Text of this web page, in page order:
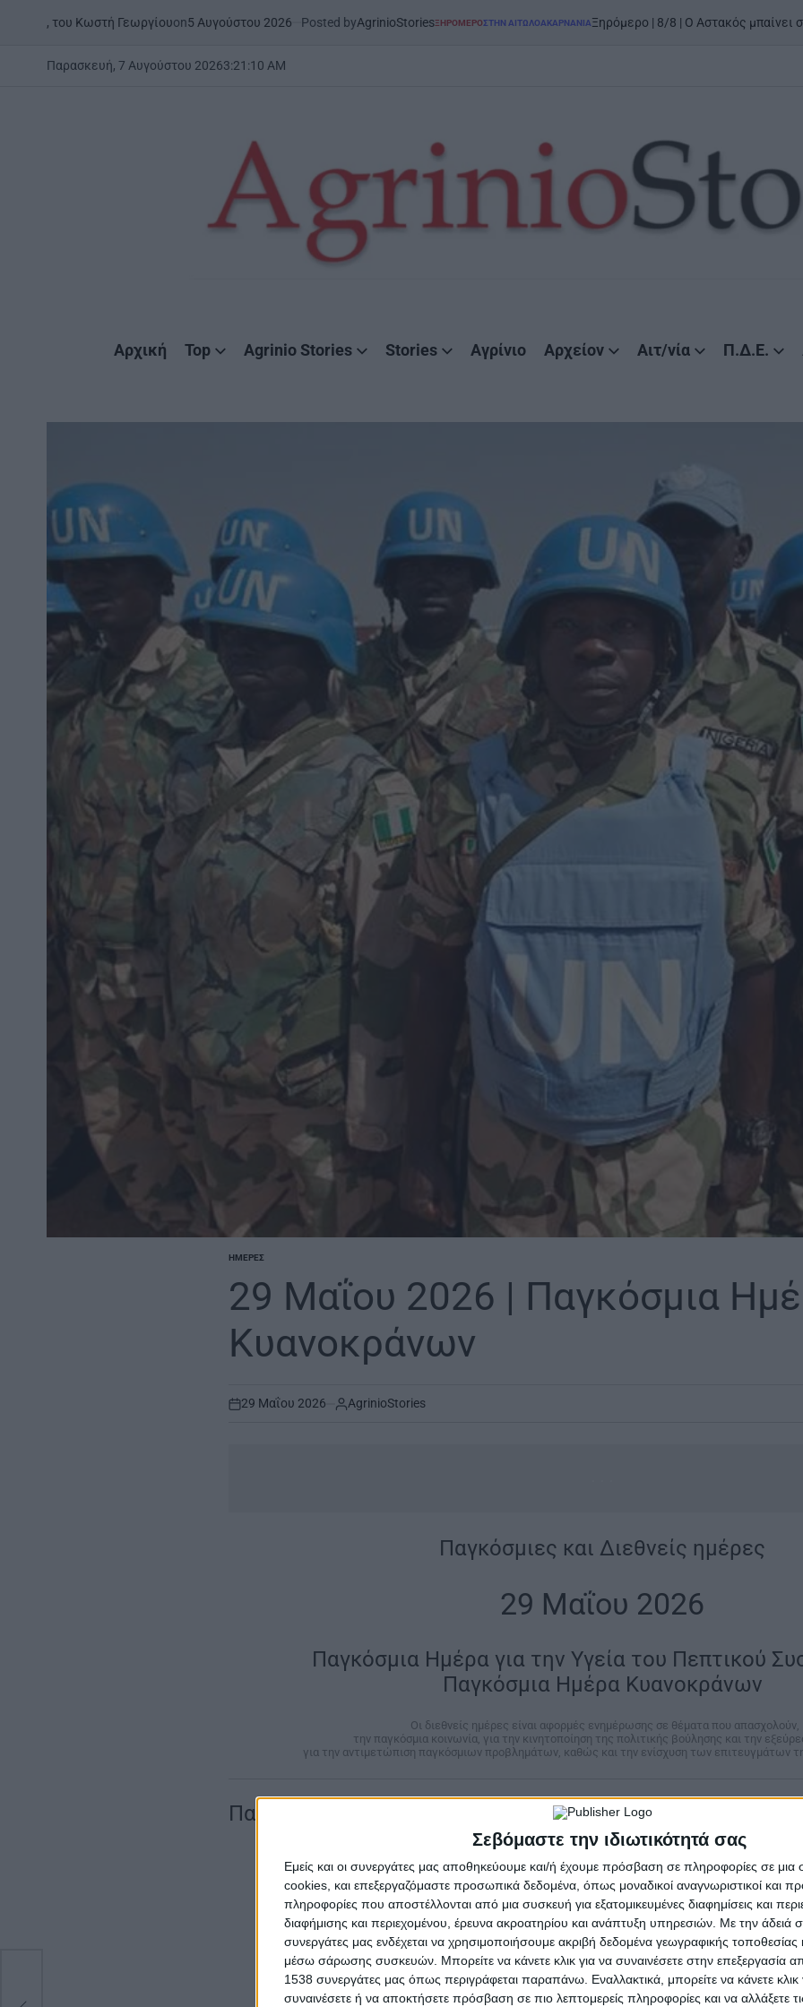
Σεβόμαστε την ιδιωτικότητά σας
Εμείς και οι συνεργάτες μας αποθηκεύουμε και/ή έχουμε πρόσβαση σε πληροφορίες σε
cookies, και επεξεργαζόμαστε προσωπικά δεδομένα, όπως μοναδικοί αναγνωριστικοί και
πληροφορίες που αποστέλλονται από μια συσκευή για εξατομικευμένες διαφημίσεις και
διαφήμισης και περιεχομένου, έρευνα ακροατηρίου και ανάπτυξη υπηρεσιών. Με την άδειά
συνεργάτες μας ενδέχεται να χρησιμοποιήσουμε ακριβή δεδομένα γεωγραφικής τοποθεσίας
μέσω σάρωσης συσκευών. Μπορείτε να κάνετε κλικ για να συναινέσετε στην επεξεργασία
1538 συνεργάτες μας όπως περιγράφεται παραπάνω. Εναλλακτικά, μπορείτε να κάνετε κλικ
συναινέσετε ή να αποκτήσετε πρόσβαση σε πιο λεπτομερείς πληροφορίες και να αλλάξετε
Γεωργίουon5 Αυγούστου 2026 Posted byAgrinioStoriesPOSTED
ΞΗΡΟΜΕΡΟΣΤΗΝ ΑΙΤΩΛΟΑΚΑΡΝΑΝΊΑΞηρόμερο | 8/8 | Ο Αστακός μπαίνει στον χορόon5
Παρασκευή, 7 Αυγούστου 20263:21 :12 AM
Αρχική Top Agrinio Stories Stories Αγρίνιο Αρχείον Αιτ/νία Π.Δ.Ε.
POSTED
ΗΜΈΡΕΣ
29 Μαΐου 2026 | Παγκόσμια
Κυανοκράνων
on
29 Μαΐου 2026 AgrinioStories
Παγκόσμιες και Διεθνείς ημέρες
29 Μαΐου 2026
Παγκόσμια Ημέρα για την Υγεία του Πεπτικού
Παγκόσμια Ημέρα Κυανοκράνων
Οι διεθνείς ημέρες είναι αφορμές ενημέρωσης σε θέματα που απασχολούν,
την παγκόσμια κοινωνία, για την κινητοποίηση της πολιτικής βούλησης και την
για την αντιμετώπιση παγκόσμιων προβλημάτων, καθώς και την ενίσχυση των επιτευγμάτων
Παγκόσμια Ημέρα Κυανοκράνων
Η Παγκόσμια Ημέρα
στις 29 Μαΐου και είναι
τις γυναίκες των
Οργανισμού Ηνωμένων
αναγνωρίζει όσους
προσπαθώντας να